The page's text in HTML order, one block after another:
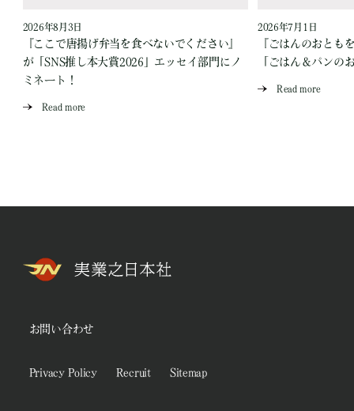
2026年8月3日
『ここで唐揚げ弁当を食べないでください』
が「SNS推し本大賞2026」エッセイ部門にノ
ミネート！
Read more
2026年7月1日
『ごはんのおとも
「ごはん＆パンの
Read more
お問い合わせ
Privacy Policy Recruit Sitemap